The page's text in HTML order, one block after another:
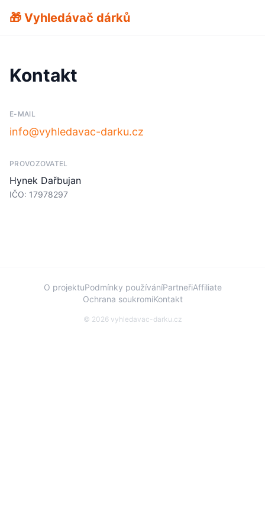
🎁 Vyhledávač dárků
Kontakt
E-MAIL
info@vyhledavac-darku.cz
PROVOZOVATEL
Hynek Dařbujan
IČO: 17978297
O projektuPodmínky používáníPartneřiAffiliate
Ochrana soukromíKontakt
© 2026vyhledavac-darku.cz